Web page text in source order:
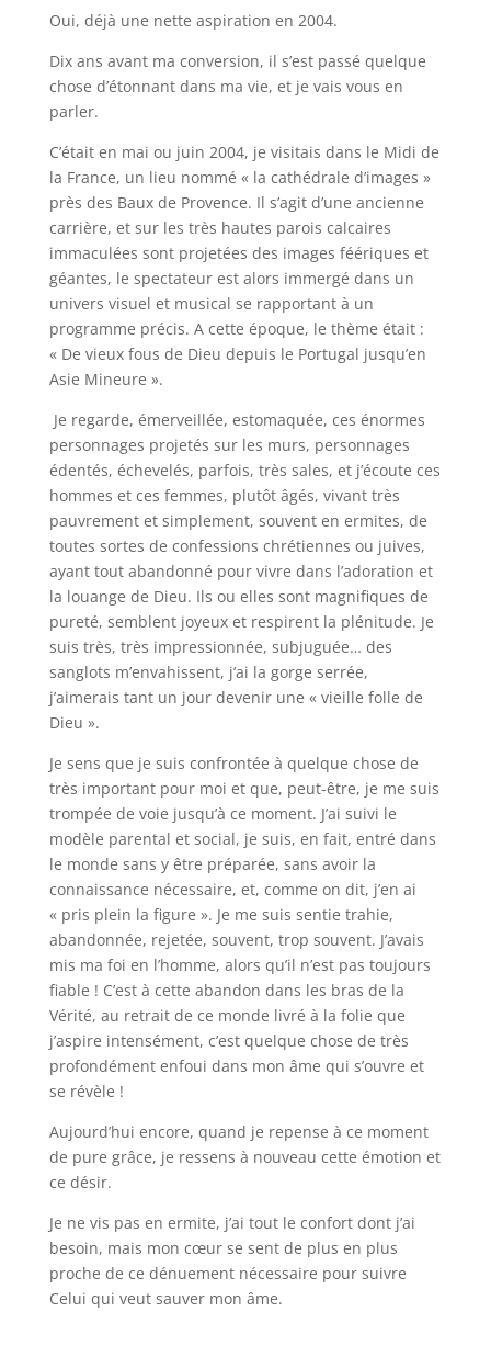
Oui, déjà une nette aspiration en 2004.
Dix ans avant ma conversion, il s’est passé quelque
chose d’étonnant dans ma vie, et je vais vous en
parler.
C’était en mai ou juin 2004, je visitais dans le Midi de
la France, un lieu nommé « la cathédrale d’images »
près des Baux de Provence. Il s’agit d’une ancienne
carrière, et sur les très hautes parois calcaires
immaculées sont projetées des images féériques et
géantes, le spectateur est alors immergé dans un
univers visuel et musical se rapportant à un
programme précis. A cette époque, le thème était :
« De vieux fous de Dieu depuis le Portugal jusqu’en
Asie Mineure ».
Je regarde, émerveillée, estomaquée, ces énormes
personnages projetés sur les murs, personnages
édentés, échevelés, parfois, très sales, et j’écoute ces
hommes et ces femmes, plutôt âgés, vivant très
pauvrement et simplement, souvent en ermites, de
toutes sortes de confessions chrétiennes ou juives,
ayant tout abandonné pour vivre dans l’adoration et
la louange de Dieu. Ils ou elles sont magnifiques de
pureté, semblent joyeux et respirent la plénitude. Je
suis très, très impressionnée, subjuguée… des
sanglots m’envahissent, j’ai la gorge serrée,
j’aimerais tant un jour devenir une « vieille folle de
Dieu ».
Je sens que je suis confrontée à quelque chose de
très important pour moi et que, peut-être, je me suis
trompée de voie jusqu’à ce moment. J’ai suivi le
modèle parental et social, je suis, en fait, entré dans
le monde sans y être préparée, sans avoir la
connaissance nécessaire, et, comme on dit, j’en ai
« pris plein la figure ». Je me suis sentie trahie,
abandonnée, rejetée, souvent, trop souvent. J’avais
mis ma foi en l’homme, alors qu’il n’est pas toujours
fiable ! C’est à cette abandon dans les bras de la
Vérité, au retrait de ce monde livré à la folie que
j’aspire intensément, c’est quelque chose de très
profondément enfoui dans mon âme qui s’ouvre et
se révèle !
Aujourd’hui encore, quand je repense à ce moment
de pure grâce, je ressens à nouveau cette émotion et
ce désir.
Je ne vis pas en ermite, j’ai tout le confort dont j’ai
besoin, mais mon cœur se sent de plus en plus
proche de ce dénuement nécessaire pour suivre
Celui qui veut sauver mon âme.